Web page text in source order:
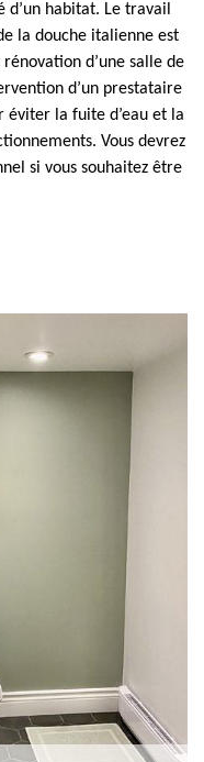
habitat. Le travail
la douche italienne est
d’une salle de
d’un prestataire
éviter la fuite d’eau et la
Vous devrez
si vous souhaitez être